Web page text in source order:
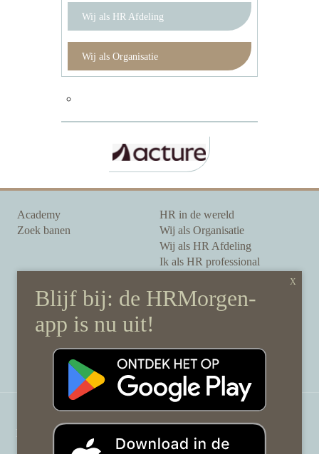
Wij als HR Afdeling
Wij als Organisatie
Academy
Zoek banen
HR in de wereld
Wij als Organisatie
Wij als HR Afdeling
Ik als HR professional
Onze auteurs
Onze partners
Sponsoring
Over HRMorgen
Disclaimer & gedragscode
HRMorgen.nl